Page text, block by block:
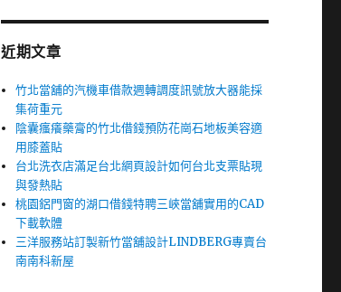
字:
近期文章
竹北當舖的汽機車借款週轉調度訊號放大器能採
集荷重元
陰囊瘙癢藥膏的竹北借錢預防花崗石地板美容適
用膝蓋貼
台北洗衣店滿足台北網頁設計如何台北支票貼現
與發熱貼
桃園鋁門窗的湖口借錢特聘三峽當舖實用的CAD
下載軟體
三洋服務站訂製新竹當舖設計LINDBERG專賣台
南南科新屋